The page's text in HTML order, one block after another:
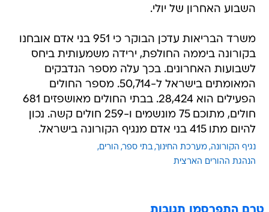
השבוע האחרון של יולי.
משרד הבריאות עדכן הבוקר כי 951 בני אדם אובחנו
בקורונה ביממה החולפת, ירידה משמעותית ביחס
לשבועות האחרונים. בכך עלה מספר הנדבקים
המאומתים בישראל ל-50,714. מספר החולים
הפעילים הוא 28,424. בבתי החולים מאושפזים 681
חולים, מתוכם 75 מונשמים ו-259 חולים קשה. נכון
להיום מתו 415 בני אדם מנגיף הקורונה בישראל.
נגיף הקורונה מערכת החינוך בתי ספר הורים
הנהגת ההורים הארצית